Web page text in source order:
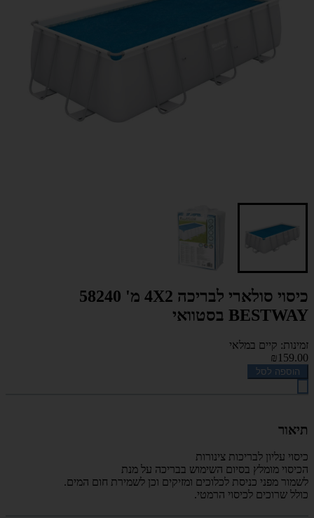
כיסוי סולארי לבריכה 4X2 מ' 58240
BESTWAY בסטוואי
זמינות: קיים במלאי
₪159.00
הוספה לסל
תיאור
כיסוי עליון לבריכות צינורות
הכיסוי מומלץ בסיום השימוש בבריכה על מנת
לשמור מפני כניסת לכלוכים ומזיקים וכן לשמירת חום המים.
כולל שרוכים לכיסוי הרמטי.